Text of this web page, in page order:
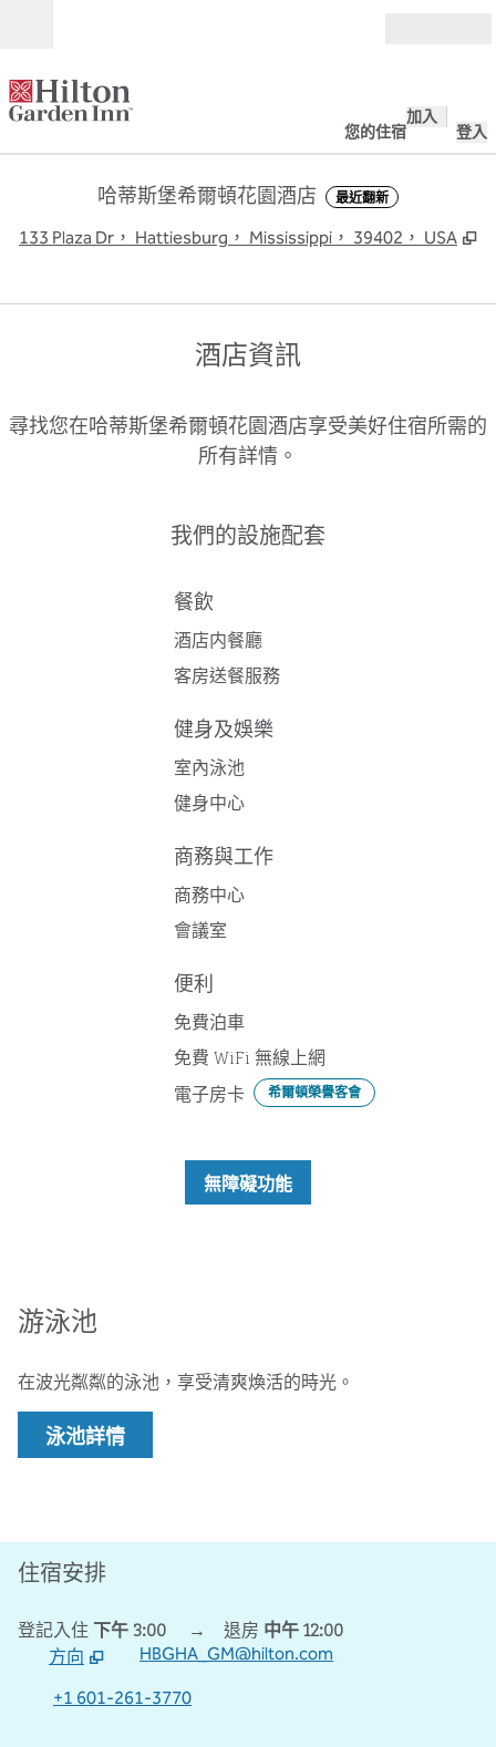
您的住宿
加入
登入
哈蒂斯堡希爾頓花園酒店 最近翻新
133 Plaza Dr， Hattiesburg， Mississippi， 39402， USA ,
酒店資訊
尋找您在哈蒂斯堡希爾頓花園酒店享受美好住宿所需的
所有詳情。
我們的設施配套
餐飲
酒店内餐廳
客房送餐服務
健身及娛樂
室內泳池
健身中心
商務與工作
商務中心
會議室
便利
免費泊車
免費 WiFi 無線上網
電子房卡
希爾頓榮譽客會
無障礙功能
游泳池
在波光粼粼的泳池，享受清爽煥活的時光。
泳池詳情
住宿安排
登記入住 下午 3:00 → 退房 中午 12:00
方向
開啟新分頁
HBGHA_GM@hilton.com
+1 601-261-3770